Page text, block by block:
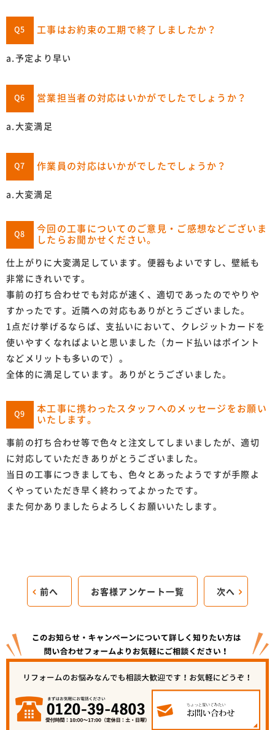
Q5 工事はお約束の工期で終了しましたか？
a.予定より早い
Q6 営業担当者の対応はいかがでしたでしょうか？
a.大変満足
Q7 作業員の対応はいかがでしたでしょうか？
a.大変満足
Q8
今回の工事についてのご意見・ご感想などございま
したらお聞かせください。
仕上がりに大変満足しています。便器もよいですし、壁紙も
非常にきれいです。
事前の打ち合わせでも対応が速く、適切であったのでやりや
すかったです。近隣への対応もありがとうございました。
1点だけ挙げるならば、支払いにおいて、クレジットカードを
使いやすくなればよいと思いました（カード払いはポイント
などメリットも多いので）。
全体的に満足しています。ありがとうございました。
Q9
本工事に携わったスタッフへのメッセージをお願い
いたします。
事前の打ち合わせ等で色々と注文してしまいましたが、適切
に対応していただきありがとうございました。
当日の工事につきましても、色々とあったようですが手際よ
くやっていただき早く終わってよかったです。
また何かありましたらよろしくお願いいたします。
前へ お客様アンケート一覧 次へ